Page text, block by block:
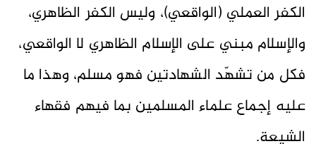
الكفر العملي (الواقعي)، وليس الكفر الظاهري،
والإسلام مبني على الإسلام الظاهري لا الواقعي،
فكل من تشهّد الشهادتين فهو مسلم، وهذا ما
عليه إجماع علماء المسلمين بما فيهم فقهاء
الشيعة.